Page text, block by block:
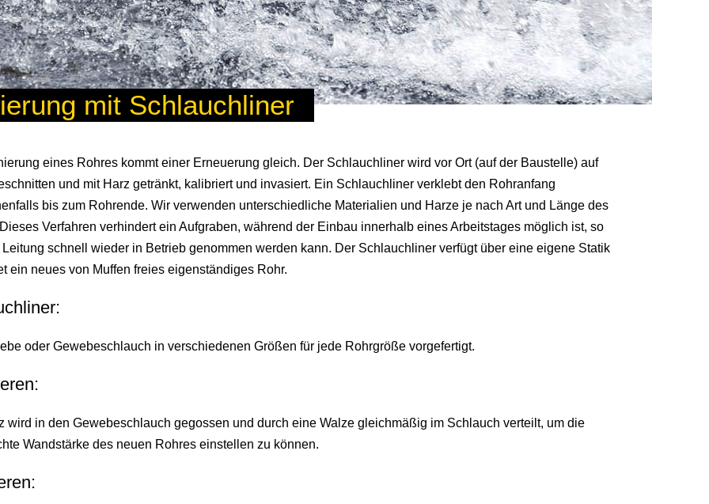
mit Schlauchliner
eines Rohres kommt einer Erneuerung gleich. Der Schlauchliner wird vor Ort (auf der Baustelle) auf
und mit Harz getränkt, kalibriert und invasiert. Ein Schlauchliner verklebt den Rohranfang
bis zum Rohrende. Wir verwenden unterschiedliche Materialien und Harze je nach Art und Länge des
Verfahren verhindert ein Aufgraben, während der Einbau innerhalb eines Arbeitstages möglich ist, so
schnell wieder in Betrieb genommen werden kann. Der Schlauchliner verfügt über eine eigene Statik
ein neues von Muffen freies eigenständiges Rohr.
oder Gewebeschlauch in verschiedenen Größen für jede Rohrgröße vorgefertigt.
wird in den Gewebeschlauch gegossen und durch eine Walze gleichmäßig im Schlauch verteilt, um die
Wandstärke des neuen Rohres einstellen zu können.